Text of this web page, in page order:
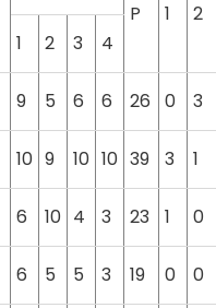
P
1
2
1
2 3 4
9 5 6 6 26 0 3
10 9 10 10 39 3 1
6 10 4 3 23 1 0
6 5 5 3 19 0 0